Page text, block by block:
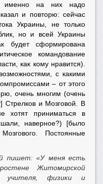
именно на них надо
и повторю: сейчас
Украины, не только
но и всей Украины
будет сформирована
командование
как кому нравится).
с какими
– от этого
очень многим (очень
Стрелков и Мозговой. В
хотят приниматься в
наверное?) [было
Постоянные
пишет: «У меня есть
Житомирской
учителя, физики и